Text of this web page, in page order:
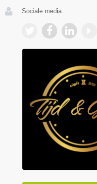
Sociale media: